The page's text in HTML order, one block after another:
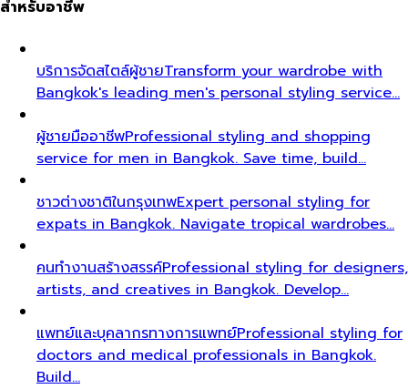
สำหรับอาชีพ
บริการจัดสไตล์ผู้ชายTransform your wardrobe with
Bangkok's leading men's personal styling service…
ผู้ชายมืออาชีพProfessional styling and shopping
service for men in Bangkok. Save time, build…
ชาวต่างชาติในกรุงเทพExpert personal styling for
expats in Bangkok. Navigate tropical wardrobes…
คนทำงานสร้างสรรค์Professional styling for designers,
artists, and creatives in Bangkok. Develop…
แพทย์และบุคลากรทางการแพทย์Professional styling for
doctors and medical professionals in Bangkok.
Build…